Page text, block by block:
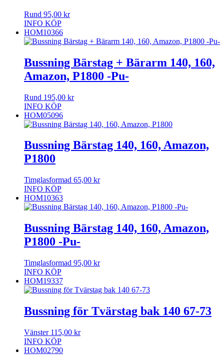
Rund 95,00 kr
INFO KÖP
HOM10366
Bussning Bärstag + Bärarm 140, 160,
Amazon, P1800 -Pu-
Rund 195,00 kr
INFO KÖP
HOM05096
Bussning Bärstag 140, 160, Amazon,
P1800
Timglasformad 65,00 kr
INFO KÖP
HOM10363
Bussning Bärstag 140, 160, Amazon,
P1800 -Pu-
Timglasformad 95,00 kr
INFO KÖP
HOM19337
Bussning för Tvärstag bak 140 67-73
Vänster 115,00 kr
INFO KÖP
HOM02790